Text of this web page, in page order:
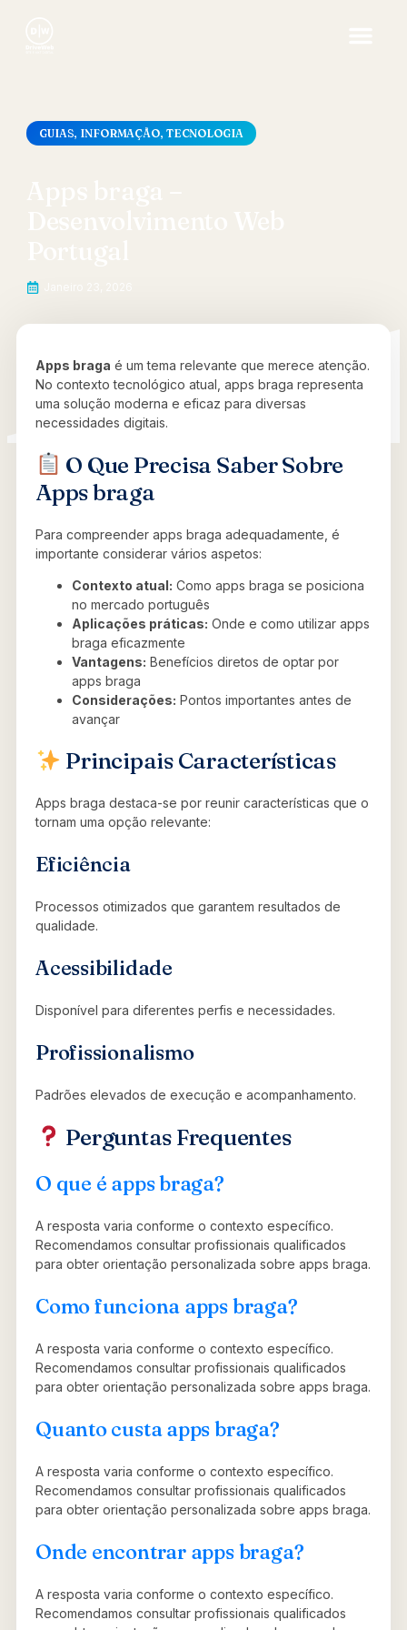
GUIAS, INFORMAÇÃO, TECNOLOGIA
Apps braga é um tema relevante que merece atenção.
No contexto tecnológico atual, apps braga representa
uma solução moderna e eficaz para diversas
necessidades digitais.
O Que Precisa Saber Sobre
Apps braga
Para compreender apps braga adequadamente, é
importante considerar vários aspetos:
Contexto atual: Como apps braga se posiciona
no mercado português
Aplicações práticas: Onde e como utilizar apps
braga eficazmente
Vantagens: Benefícios diretos de optar por
apps braga
Considerações: Pontos importantes antes de
avançar
Principais Características
Apps braga destaca-se por reunir características que o
tornam uma opção relevante:
Eficiência
Processos otimizados que garantem resultados de
qualidade.
Acessibilidade
Disponível para diferentes perfis e necessidades.
Profissionalismo
Padrões elevados de execução e acompanhamento.
Perguntas Frequentes
O que é apps braga?
A resposta varia conforme o contexto específico.
Recomendamos consultar profissionais qualificados
para obter orientação personalizada sobre apps braga.
Como funciona apps braga?
A resposta varia conforme o contexto específico.
Recomendamos consultar profissionais qualificados
para obter orientação personalizada sobre apps braga.
Quanto custa apps braga?
A resposta varia conforme o contexto específico.
Recomendamos consultar profissionais qualificados
para obter orientação personalizada sobre apps braga.
Onde encontrar apps braga?
A resposta varia conforme o contexto específico.
Recomendamos consultar profissionais qualificados